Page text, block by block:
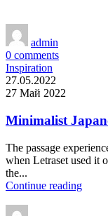
admin
0 comments
Inspiration
27.05.2022
27 Май 2022
Minimalist
The passage
when Letraset used it
the...
Continue reading